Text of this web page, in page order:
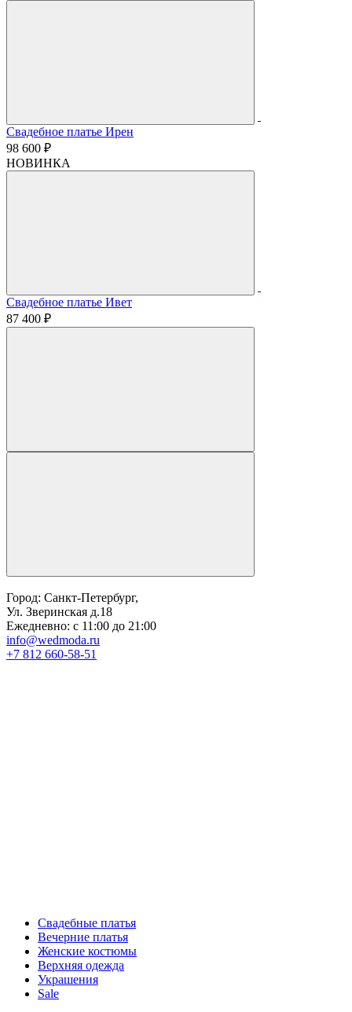
Свадебное платье Ирен
98 600 ₽
НОВИНКА
Свадебное платье Ивет
87 400 ₽
Город: Санкт-Петербург,
Ул. Зверинская д.18
Ежедневно: с 11:00 до 21:00
info@wedmoda.ru
+7 812 660-58-51
Свадебные платья
Вечерние платья
Женские костюмы
Верхняя одежда
Украшения
Sale